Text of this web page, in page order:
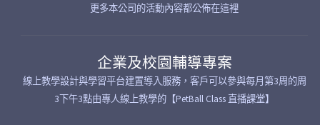
更多本公司的活動內容都公佈在這裡
企業及校園輔導專案
線上教學設計與學習平台建置導入服務，客戶可以參與每月第3周的周
3下午3點由專人線上教學的【PetBall Class 直播課堂】